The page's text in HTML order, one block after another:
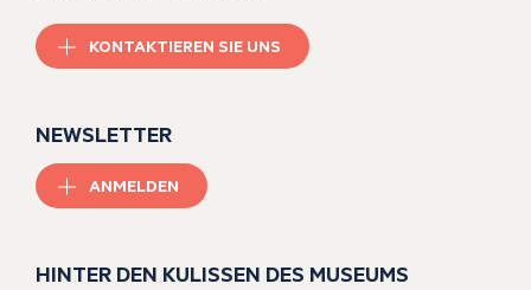
KONTAKTIEREN SIE UNS
NEWSLETTER
ANMELDEN
HINTER DEN KULISSEN DES MUSEUMS